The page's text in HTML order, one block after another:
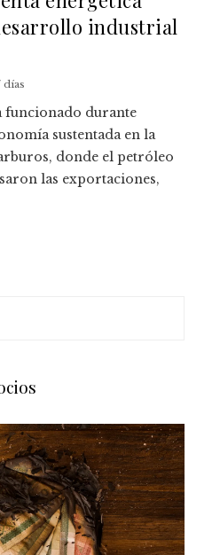
industrial
días
funcionado durante
sustentada en la
donde el petróleo
las exportaciones,